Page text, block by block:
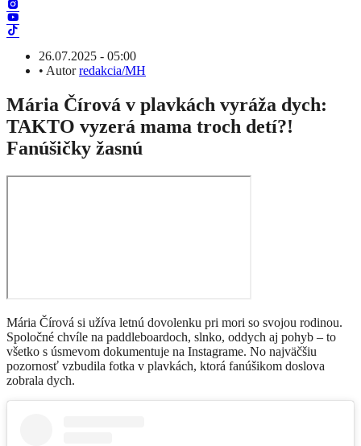
26.07.2025 - 05:00
• Autorredakcia/MH
Mária Čírová v plavkách vyráža dych:
TAKTO vyzerá mama troch detí?!
Fanúšičky žasnú
Mária Čírová si užíva letnú dovolenku pri mori so svojou rodinou.
Spoločné chvíle na paddleboardoch, slnko, oddych aj pohyb – to
všetko s úsmevom dokumentuje na Instagrame. No najväčšiu
pozornosť vzbudila fotka v plavkách, ktorá fanúšikom doslova
zobrala dych.